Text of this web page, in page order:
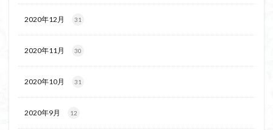
2020年12月 31
2020年11月 30
2020年10月 31
2020年9月 12